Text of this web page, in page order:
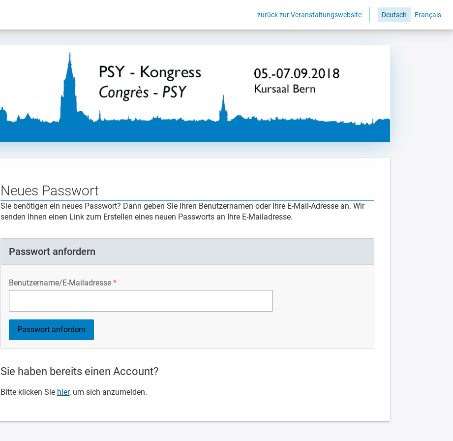
zurück zur Veranstaltungswebsite Deutsch Français
Neues Passwort
Sie benötigen ein neues Passwort? Dann geben Sie Ihren Benutzernamen oder Ihre E-Mail-Adresse an. Wir
senden Ihnen einen Link zum Erstellen eines neuen Passworts an Ihre E-Mailadresse.
Passwort anfordern
Benutzername/E-Mailadresse
Sie haben bereits einen Account?
Bitte klicken Sie hier, um sich anzumelden.